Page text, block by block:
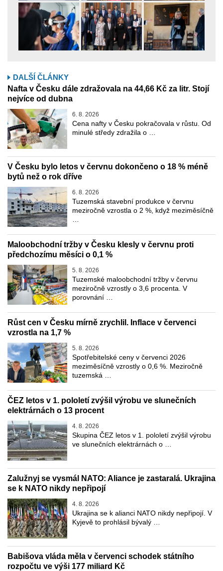
DALŠÍ ČLÁNKY
Nafta v Česku dále zdražovala na 44,66 Kč za litr. Stojí
nejvíce od dubna
6. 8. 2026
Cena nafty v Česku pokračovala v růstu. Od
minulé středy zdražila o …
V Česku bylo letos v červnu dokončeno o 18 % méně
bytů než o rok dříve
6. 8. 2026
Tuzemská stavební produkce v červnu
meziročně vzrostla o 2 %, když meziměsíčně
Maloobchodní tržby v Česku klesly v červnu proti
předchozímu měsíci o 0,1 %
5. 8. 2026
Tuzemské maloobchodní tržby v červnu
meziročně vzrostly o 3,6 procenta. V
porovnání …
Růst cen v Česku mírně zrychlil. Inflace v červenci
vzrostla na 1,7 %
5. 8. 2026
Spotřebitelské ceny v červenci 2026
meziměsíčně vzrostly o 0,6 %. Meziročně
tuzemská …
ČEZ letos v 1. pololetí zvýšil výrobu ve slunečních
elektrárnách o 13 procent
4. 8. 2026
Skupina ČEZ letos v 1. pololetí zvýšil výrobu
ve slunečních elektrárnách o …
Zalužnyj se vysmál NATO: Aliance je zastaralá. Ukrajina
se k NATO nikdy nepřipojí
4. 8. 2026
Ukrajina se k alianci NATO nikdy nepřipojí. V
Kyjevě to prohlásil bývalý …
Babišova vláda měla v červenci schodek státního
rozpočtu ve výši 177 miliard Kč